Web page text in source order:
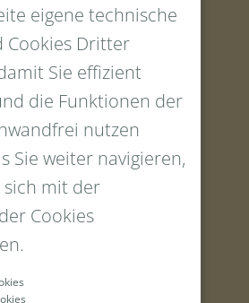
eigene technische
Cookies Dritter
Sie effizient
die Funktionen der
nutzen
Sie weiter navigieren,
sich mit der
Cookies